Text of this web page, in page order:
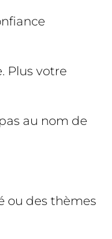
Plus votre
au nom de
ou des thèmes